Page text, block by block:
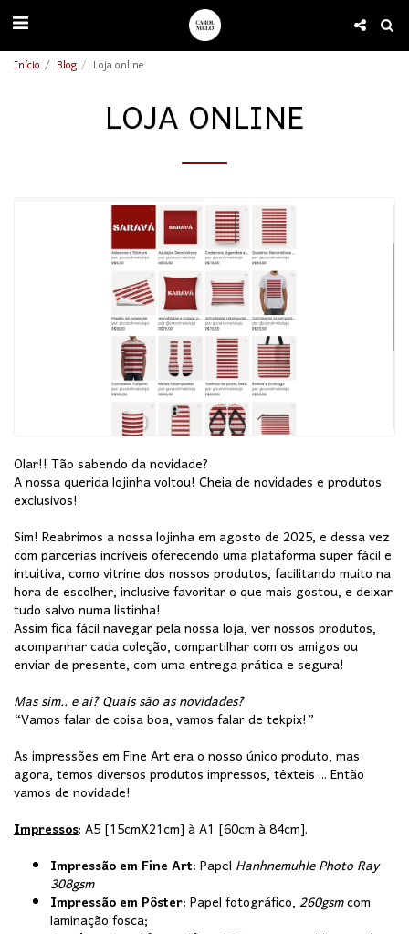
Início Blog Loja online
LOJA ONLINE
Olar!! Tão sabendo da novidade?
A nossa querida lojinha voltou! Cheia de novidades e produtos
exclusivos!
Sim! Reabrimos a nossa lojinha em agosto de 2025, e dessa vez
com parcerias incríveis oferecendo uma plataforma super fácil e
intuitiva, como vitrine dos nossos produtos, facilitando muito na
hora de escolher, inclusive favoritar o que mais gostou, e deixar
tudo salvo numa listinha!
Assim fica fácil navegar pela nossa loja, ver nossos produtos,
acompanhar cada coleção, compartilhar com os amigos ou
enviar de presente, com uma entrega prática e segura!
Mas sim.. e ai? Quais são as novidades?
“Vamos falar de coisa boa, vamos falar de tekpix!”
As impressões em Fine Art era o nosso único produto, mas
agora, temos diversos produtos impressos, têxteis ... Então
vamos de novidade!
Impressos: A5 [15cmX21cm] à A1 [60cm à 84cm].
Impressão em Fine Art:PapelHanhnemuhle Photo Ray
308gsm
Impressão em Pôster:Papel fotográfico,260gsmcom
laminação fosca;